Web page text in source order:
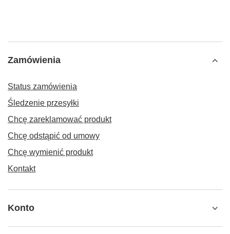
Zamówienia
Status zamówienia
Śledzenie przesyłki
Chcę zareklamować produkt
Chcę odstąpić od umowy
Chcę wymienić produkt
Kontakt
Konto